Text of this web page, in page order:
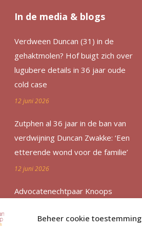
Beheer cookie toestemming
In de media & blogs
Verdween Duncan (31) in de
gehaktmolen? Hof buigt zich over
lugubere details in 36 jaar oude
cold case
12 juni 2026
Zutphen al 36 jaar in de ban van
verdwijning Duncan Zwakke: ‘Een
etterende wond voor de familie’
12 juni 2026
Advocatenechtpaar Knoops
excessief declareren